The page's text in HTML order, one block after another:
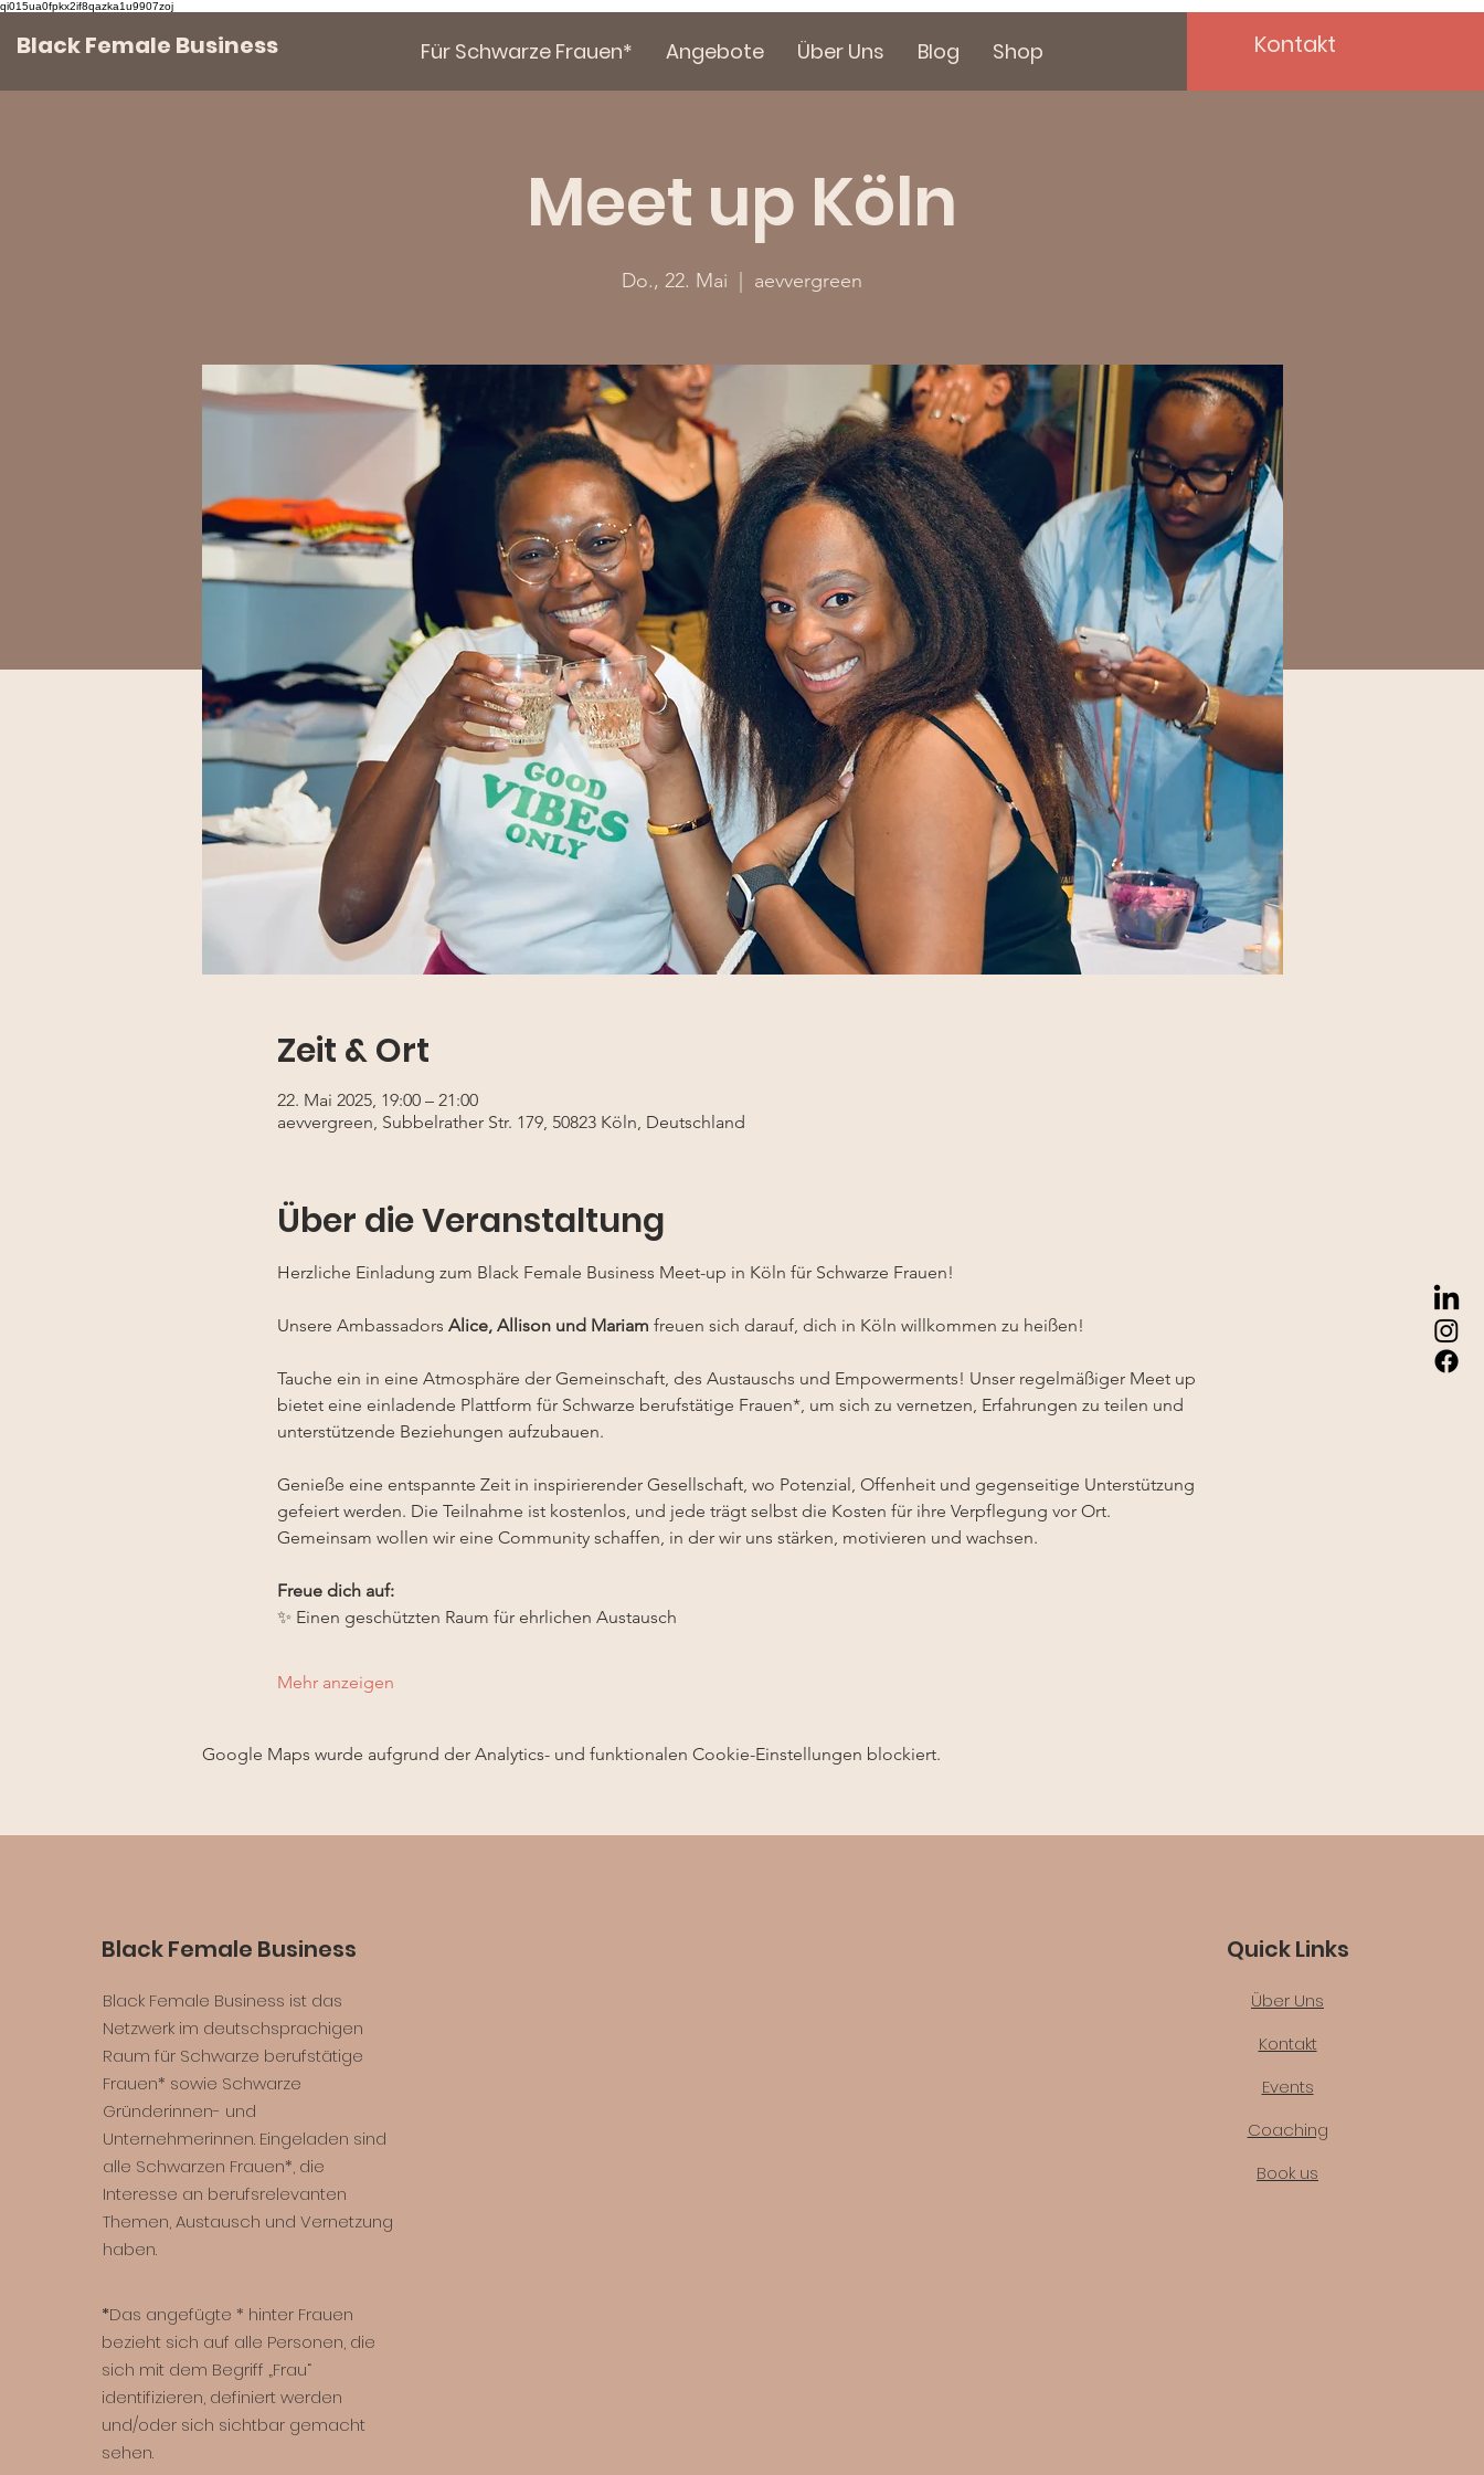
qi015ua0fpkx2if8qazka1u9907zoj
Black Female Business Für Schwarze Frauen* Angebote Über Uns Blog Shop Kontakt
Meet up Köln
Do., 22. Mai aevvergreen
Zeit & Ort
22. Mai 2025, 19:00 – 21:00
aevvergreen, Subbelrather Str. 179, 50823 Köln, Deutschland
Über die Veranstaltung
Herzliche Einladung zum Black Female Business Meet-up in Köln für Schwarze Frauen!
Unsere Ambassadors Alice, Allison und Mariam freuen sich darauf, dich in Köln willkommen zu heißen!
Tauche ein in eine Atmosphäre der Gemeinschaft, des Austauschs und Empowerments! Unser regelmäßiger Meet up
bietet eine einladende Plattform für Schwarze berufstätige Frauen*, um sich zu vernetzen, Erfahrungen zu teilen und
unterstützende Beziehungen aufzubauen.
Genieße eine entspannte Zeit in inspirierender Gesellschaft, wo Potenzial, Offenheit und gegenseitige Unterstützung
gefeiert werden. Die Teilnahme ist kostenlos, und jede trägt selbst die Kosten für ihre Verpflegung vor Ort.
Gemeinsam wollen wir eine Community schaffen, in der wir uns stärken, motivieren und wachsen.
Freue dich auf:
✨ Einen geschützten Raum für ehrlichen Austausch
Mehr anzeigen
Google Maps wurde aufgrund der Analytics- und funktionalen Cookie-Einstellungen blockiert.
Black Female Business
Black Female Business ist das
Netzwerk im deutschsprachigen
Raum für Schwarze berufstätige
Frauen* sowie Schwarze
Gründerinnen- und
Unternehmerinnen. Eingeladen sind
alle Schwarzen Frauen*, die
Interesse an berufsrelevanten
Themen, Austausch und Vernetzung
haben.
*Das angefügte * hinter Frauen
bezieht sich auf alle Personen, die
sich mit dem Begriff „Frau“
identifizieren, definiert werden
und/oder sich sichtbar gemacht
sehen.
Quick Links
Über Uns
Kontakt
Events
Coaching
Book us